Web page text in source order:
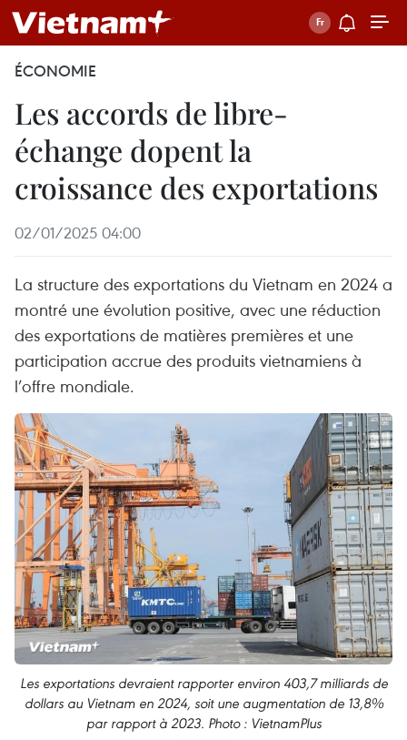
ÉCONOMIE
Les accords de libre-
échange dopent la
croissance des exportations
02/01/2025 04:00
La structure des exportations du Vietnam en 2024 a
montré une évolution positive, avec une réduction
des exportations de matières premières et une
participation accrue des produits vietnamiens à
l’offre mondiale.
Les exportations devraient rapporter environ 403,7 milliards de
dollars au Vietnam en 2024, soit une augmentation de 13,8%
par rapport à 2023. Photo : VietnamPlus